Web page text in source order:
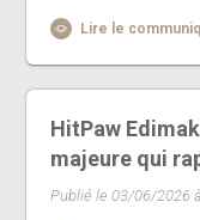
Lire le
HitPaw
majeure qui
Publié le 03/06/2026